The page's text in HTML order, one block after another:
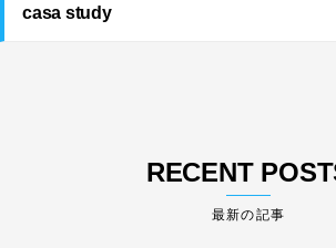
casa study
RECENT
最新の記事